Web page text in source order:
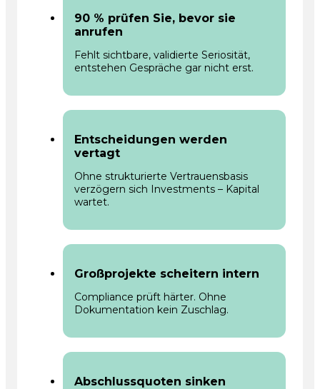
90 % prüfen Sie, bevor sie
anrufen
Fehlt sichtbare, validierte Seriosität,
entstehen Gespräche gar nicht erst.
Entscheidungen werden
vertagt
Ohne strukturierte Vertrauensbasis
verzögern sich Investments – Kapital
wartet.
Großprojekte scheitern intern
Compliance prüft härter. Ohne
Dokumentation kein Zuschlag.
Abschlussquoten sinken